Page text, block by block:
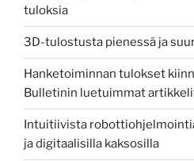
tuloksia
3D-tulostusta pienessä ja
Hanketoiminnan tulokset
Bulletinin luetuimmat
Intuitiivista
ja digitaalisilla kaksosilla